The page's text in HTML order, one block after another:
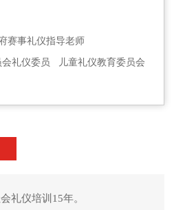
赛事礼仪指导老师
礼仪委员 儿童礼仪教育委员会
礼仪培训15年。